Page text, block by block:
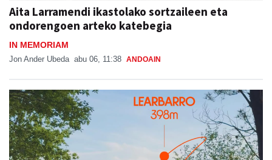
Aita Larramendi ikastolako sortzaileen eta
ondorengoen arteko katebegia
IN MEMORIAM
Jon Ander Ubeda abu 06, 11:38 ANDOAIN